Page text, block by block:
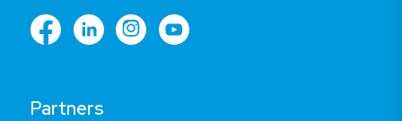
Partners